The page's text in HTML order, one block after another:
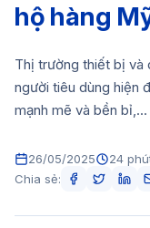
hộ hàng
Thị trường thiết bị và
người tiêu dùng hiện
mạnh mẽ và bền bỉ,...
26/05/2025
24
Chia sẻ: